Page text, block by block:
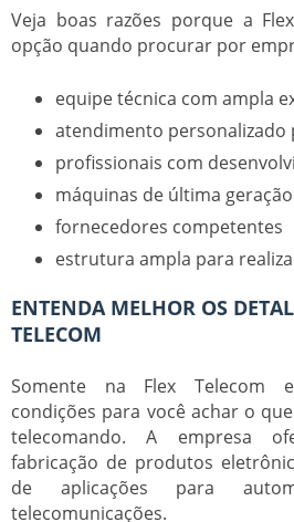
Veja boas razões porque a
opção quando procurar por
equipe técnica com ampla
atendimento personalizado
profissionais com
máquinas de última geração
fornecedores competentes
estrutura ampla para
ENTENDA MELHOR OS
TELECOM
Somente na Flex Telecom
condições para você achar o
telecomando. A empresa
fabricação de produtos
de aplicações para
telecomunicações.